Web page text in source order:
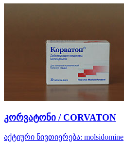
კორვატონი / CORVATON
აქტიური ნივთიერება: molsidomine